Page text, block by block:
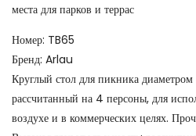
места для парков и террас
Номер: TB65
Бренд: Arlau
Круглый стол для пикника
рассчитанный на 4 персоны, для
воздухе и в коммерческих целях.